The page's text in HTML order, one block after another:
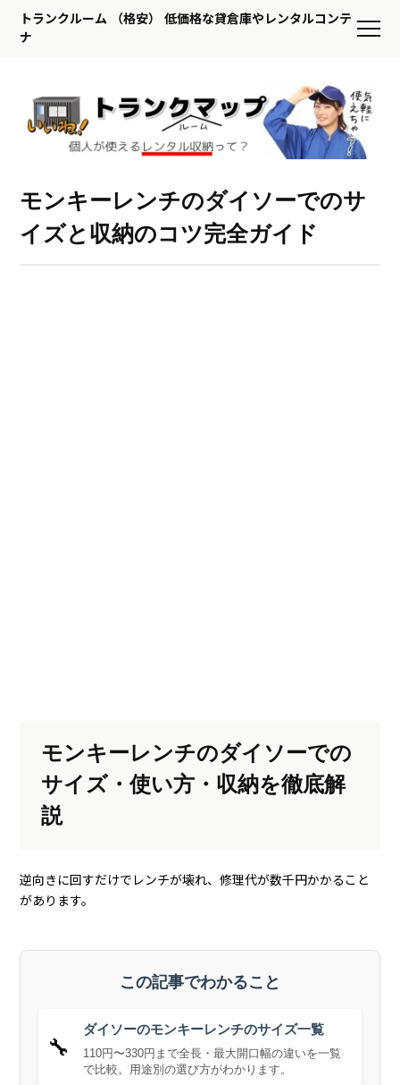
トランクルーム （格安） 低価格な貸倉庫やレンタルコンテ
ナ
モンキーレンチのダイソーでのサ
イズと収納のコツ完全ガイド
モンキーレンチのダイソーでの
サイズ・使い方・収納を徹底解
説
逆向きに回すだけでレンチが壊れ、修理代が数千円かかること
があります。
この記事でわかること
🔧
ダイソーのモンキーレンチのサイズ一覧
110円〜330円まで全長・最大開口幅の違いを一覧
で比較。用途別の選び方がわかります。